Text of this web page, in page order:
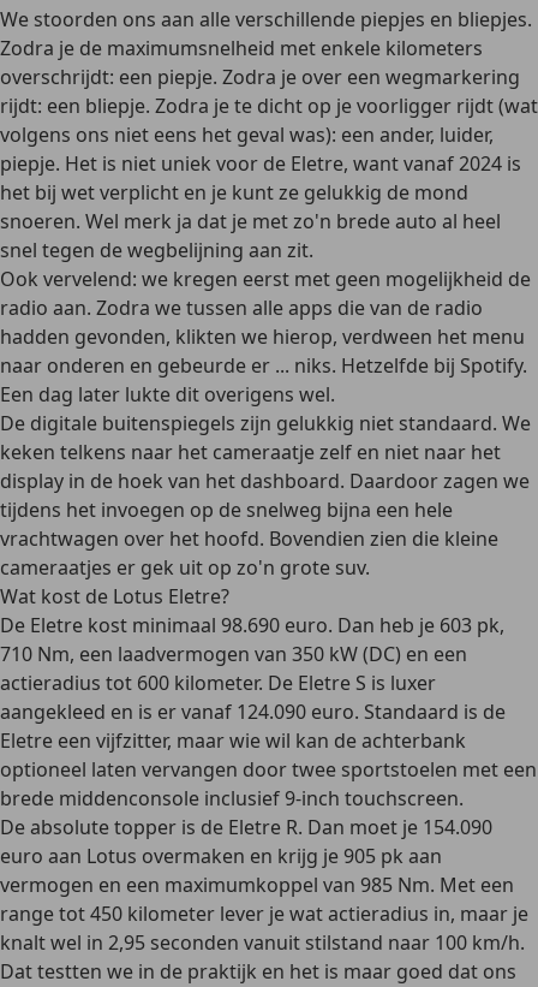
We stoorden ons aan alle verschillende piepjes en bliepjes.
Zodra je de maximumsnelheid met enkele kilometers
overschrijdt: een piepje. Zodra je over een wegmarkering
rijdt: een bliepje. Zodra je te dicht op je voorligger rijdt (wat
volgens ons niet eens het geval was): een ander, luider,
piepje. Het is niet uniek voor de Eletre, want vanaf 2024 is
het bij wet verplicht en je kunt ze gelukkig de mond
snoeren. Wel merk ja dat je met zo'n brede auto al heel
snel tegen de wegbelijning aan zit.
Ook vervelend: we kregen eerst met geen mogelijkheid de
radio aan. Zodra we tussen alle apps die van de radio
hadden gevonden, klikten we hierop, verdween het menu
naar onderen en gebeurde er ... niks. Hetzelfde bij Spotify.
Een dag later lukte dit overigens wel.
De digitale buitenspiegels zijn gelukkig niet standaard. We
keken telkens naar het cameraatje zelf en niet naar het
display in de hoek van het dashboard. Daardoor zagen we
tijdens het invoegen op de snelweg bijna een hele
vrachtwagen over het hoofd. Bovendien zien die kleine
cameraatjes er gek uit op zo'n grote suv.
Wat kost de Lotus Eletre?
De Eletre kost minimaal 98.690 euro. Dan heb je 603 pk,
710 Nm, een laadvermogen van 350 kW (DC) en een
actieradius tot 600 kilometer. De Eletre S is luxer
aangekleed en is er vanaf 124.090 euro. Standaard is de
Eletre een vijfzitter, maar wie wil kan de achterbank
optioneel laten vervangen door twee sportstoelen met een
brede middenconsole inclusief 9-inch touchscreen.
De absolute topper is de Eletre R. Dan moet je 154.090
euro aan Lotus overmaken en krijg je 905 pk aan
vermogen en een maximumkoppel van 985 Nm. Met een
range tot 450 kilometer lever je wat actieradius in, maar je
knalt wel in 2,95 seconden vanuit stilstand naar 100 km/h.
Dat testten we in de praktijk en het is maar goed dat ons